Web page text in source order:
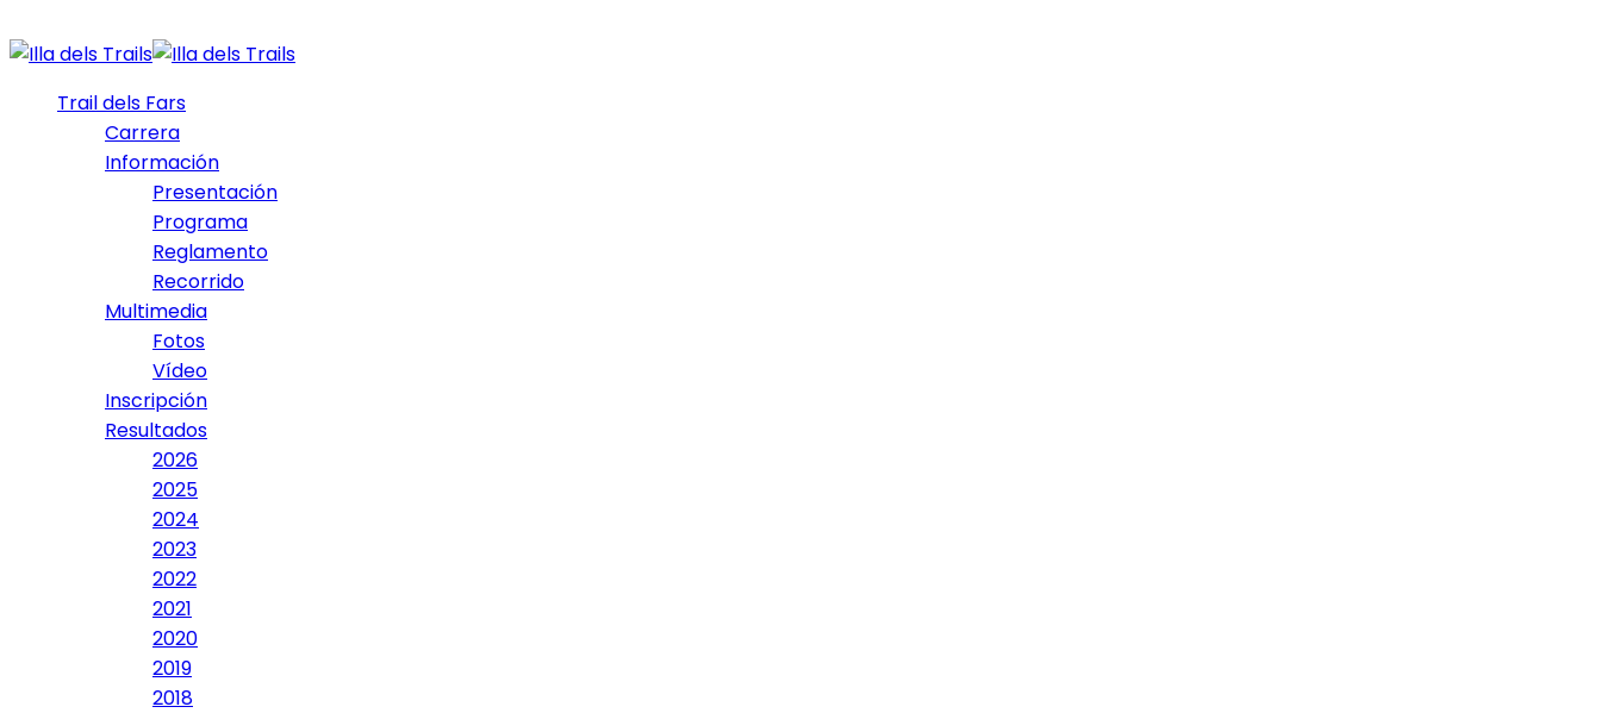
Trail dels Fars
Carrera
Información
Presentación
Programa
Reglamento
Recorrido
Multimedia
Fotos
Vídeo
Inscripción
Resultados
2026
2025
2024
2023
2022
2021
2020
2019
2018